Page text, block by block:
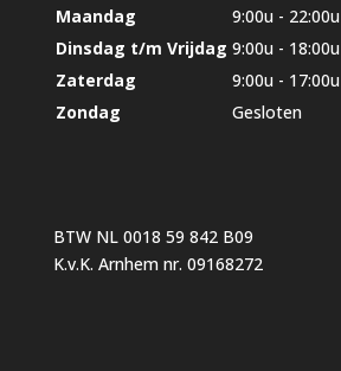
Maandag
9:00u - 22:00u
Dinsdag t/m Vrijdag 9:00u - 18:00u
Zaterdag
9:00u - 17:00u
Zondag
Gesloten
BTW NL 0018 59 842 B09
K.v.K. Arnhem nr. 09168272